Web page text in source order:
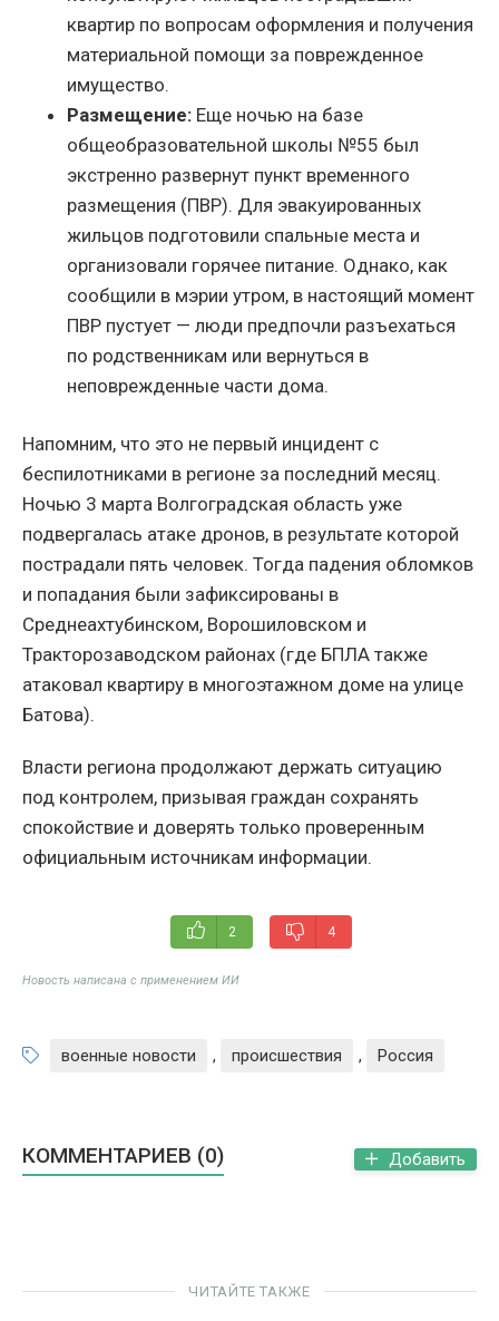
квартир по вопросам оформления и получения
материальной помощи за поврежденное
имущество.
Размещение: Еще ночью на базе
общеобразовательной школы №55 был
экстренно развернут пункт временного
размещения (ПВР). Для эвакуированных
жильцов подготовили спальные места и
организовали горячее питание. Однако, как
сообщили в мэрии утром, в настоящий момент
ПВР пустует — люди предпочли разъехаться
по родственникам или вернуться в
неповрежденные части дома.
Напомним, что это не первый инцидент с
беспилотниками в регионе за последний месяц.
Ночью 3 марта Волгоградская область уже
подвергалась атаке дронов, в результате которой
пострадали пять человек. Тогда падения обломков
и попадания были зафиксированы в
Среднеахтубинском, Ворошиловском и
Тракторозаводском районах (где БПЛА также
атаковал квартиру в многоэтажном доме на улице
Батова).
Власти региона продолжают держать ситуацию
под контролем, призывая граждан сохранять
спокойствие и доверять только проверенным
официальным источникам информации.
2 4
Новость написана с применением ИИ
военные новости , происшествия , Россия
КОММЕНТАРИЕВ (0) Добавить
ЧИТАЙТЕ ТАКЖЕ